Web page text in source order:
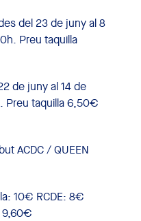
del 23 de juny al 8
Preu taquilla
de juny al 14 de
Preu taquilla 6,50€
ACDC / QUEEN
10€ RCDE: 8€
9,60€